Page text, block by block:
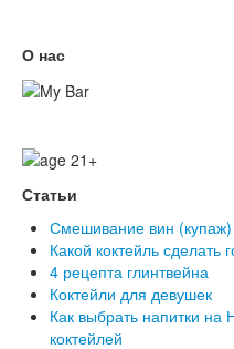
О нас
Статьи
Смешивание вин (купаж)
Какой коктейль сделать
4 рецепта глинтвейна
Коктейли для девушек
Как выбрать напитки на
коктейлей